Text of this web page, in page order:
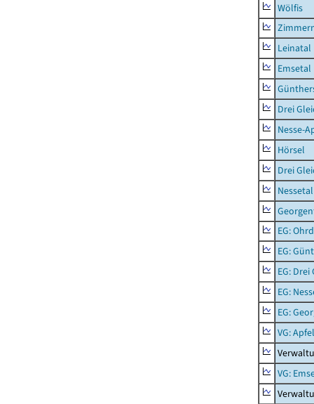
Wölfis
Leinatal
Emsetal
Drei
Nesse-
Hörsel
Drei
Nessetal
EG:
EG:
EG:
EG:
EG:
VG:
VG: